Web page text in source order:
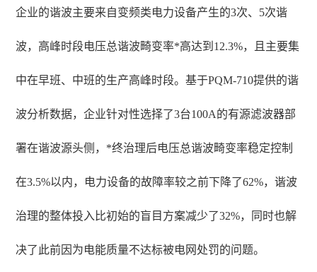
企业的谐波主要来自变频类电力设备产生的3次、5次谐
波，高峰时段电压总谐波畸变率*高达到12.3%，且主要集
中在早班、中班的生产高峰时段。基于PQM-710提供的谐
波分析数据，企业针对性选择了3台100A的有源滤波器部
署在谐波源头侧，*终治理后电压总谐波畸变率稳定控制
在3.5%以内，电力设备的故障率较之前下降了62%，谐波
治理的整体投入比初始的盲目方案减少了32%，同时也解
决了此前因为电能质量不达标被电网处罚的问题。